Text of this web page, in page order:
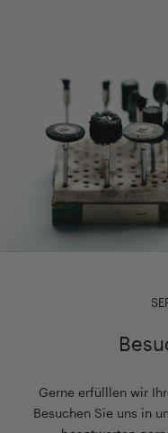
Gerne erfülllen wir
Besuchen Sie uns in